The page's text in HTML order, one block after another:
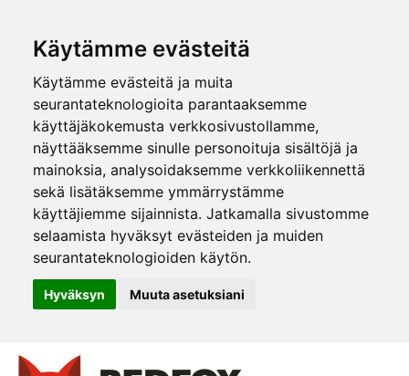
Käytämme evästeitä
Käytämme evästeitä ja muita
seurantateknologioita parantaaksemme
käyttäjäkokemusta verkkosivustollamme,
näyttääksemme sinulle personoituja sisältöjä ja
mainoksia, analysoidaksemme verkkoliikennettä
sekä lisätäksemme ymmärrystämme
käyttäjiemme sijainnista. Jatkamalla sivustomme
selaamista hyväksyt evästeiden ja muiden
seurantateknologioiden käytön.
Hyväksyn Muuta asetuksiani